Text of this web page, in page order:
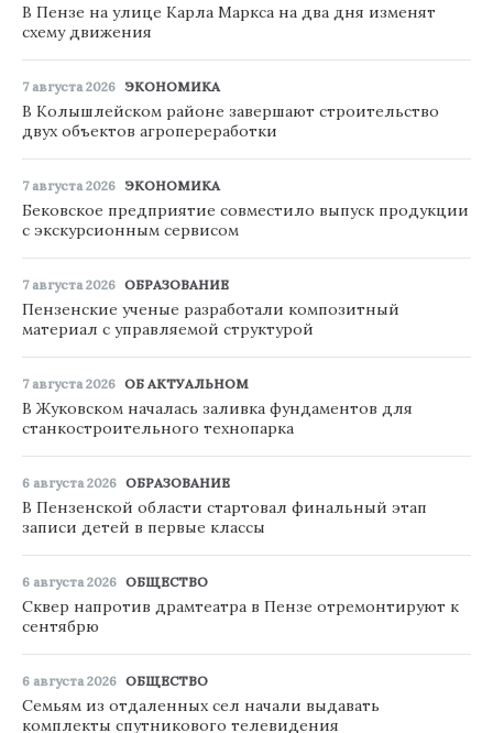
В Пензе на улице Карла Маркса на два дня изменят
схему движения
7 августа 2026 ЭКОНОМИКА
В Колышлейском районе завершают строительство
двух объектов агропереработки
7 августа 2026 ЭКОНОМИКА
Бековское предприятие совместило выпуск продукции
с экскурсионным сервисом
7 августа 2026 ОБРАЗОВАНИЕ
Пензенские ученые разработали композитный
материал с управляемой структурой
7 августа 2026 ОБ АКТУАЛЬНОМ
В Жуковском началась заливка фундаментов для
станкостроительного технопарка
6 августа 2026 ОБРАЗОВАНИЕ
В Пензенской области стартовал финальный этап
записи детей в первые классы
6 августа 2026 ОБЩЕСТВО
Сквер напротив драмтеатра в Пензе отремонтируют к
сентябрю
6 августа 2026 ОБЩЕСТВО
Семьям из отдаленных сел начали выдавать
комплекты спутникового телевидения